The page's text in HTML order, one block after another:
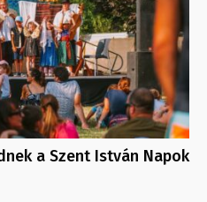
a Szent István Napok